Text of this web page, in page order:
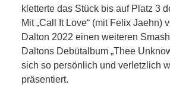
kletterte das Stück bis auf Platz 3
Mit „Call It Love“ (mit Felix Jaehn)
Dalton 2022 einen weiteren
Daltons Debütalbum „Thee
sich so persönlich und verletzlich
präsentiert.